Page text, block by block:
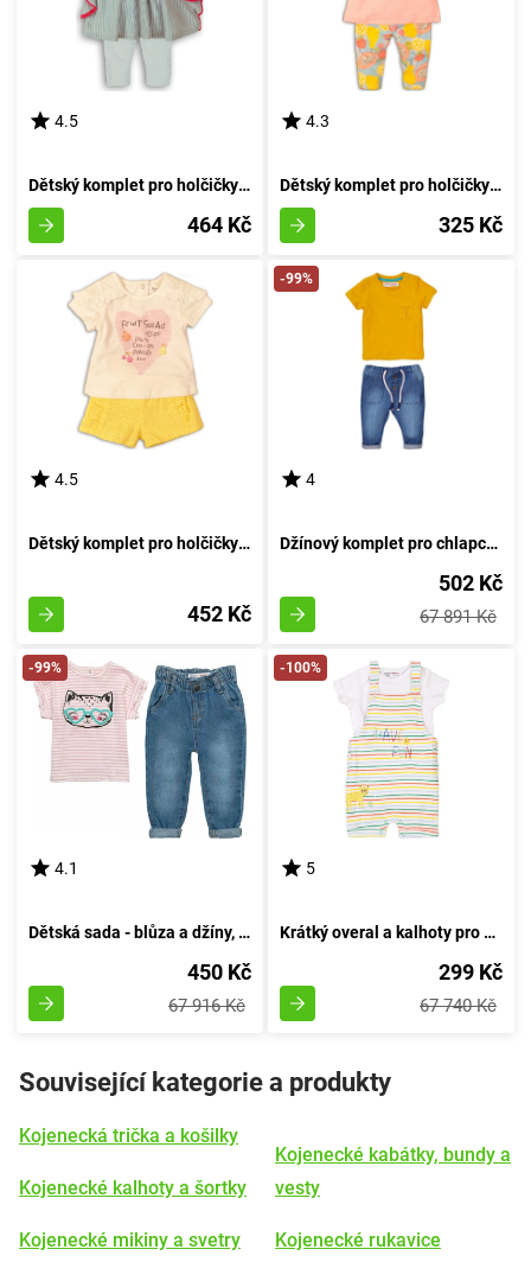
4.5
Dětský komplet pro holčičky - šaty a legíny, Minoti, Parade 1, velikost holčičky 74/80 | 9-12m
464 Kč
4.3
Dětský komplet pro holčičky - tričko a kalhoty, Minoti, Fruits 4, růžový - velikost 86/92 | 18-24 měsíců
325 Kč
4.5
Dětský komplet pro holčičky - top a šortky, Minoti, Ovoce 3, dívka - 86/92 | 18-24 měsíců
452 Kč
-99%
4
Džínový komplet pro chlapce - triko a džíny, Minoti, Planet 4, žluté - velikost 92/98 | pro věk 2/3 let
502 Kč
67 891 Kč
-99%
4.1
Dětská sada - blůza a džíny, Minoti, Purrfect 1, růžové barvy - velikost 92/98 | pro děti ve věku 2-3 let
450 Kč
67 916 Kč
-100%
5
Krátký overal a kalhoty pro miminka, Minoti, Smiling 7, bílá - velikost 74/80 | věk 9-12 měsíců
299 Kč
67 740 Kč
Související kategorie a produkty
Kojenecká trička a košilky
Kojenecké kalhoty a šortky
Kojenecké mikiny a svetry
Kojenecké kabátky, bundy a
vesty
Kojenecké rukavice